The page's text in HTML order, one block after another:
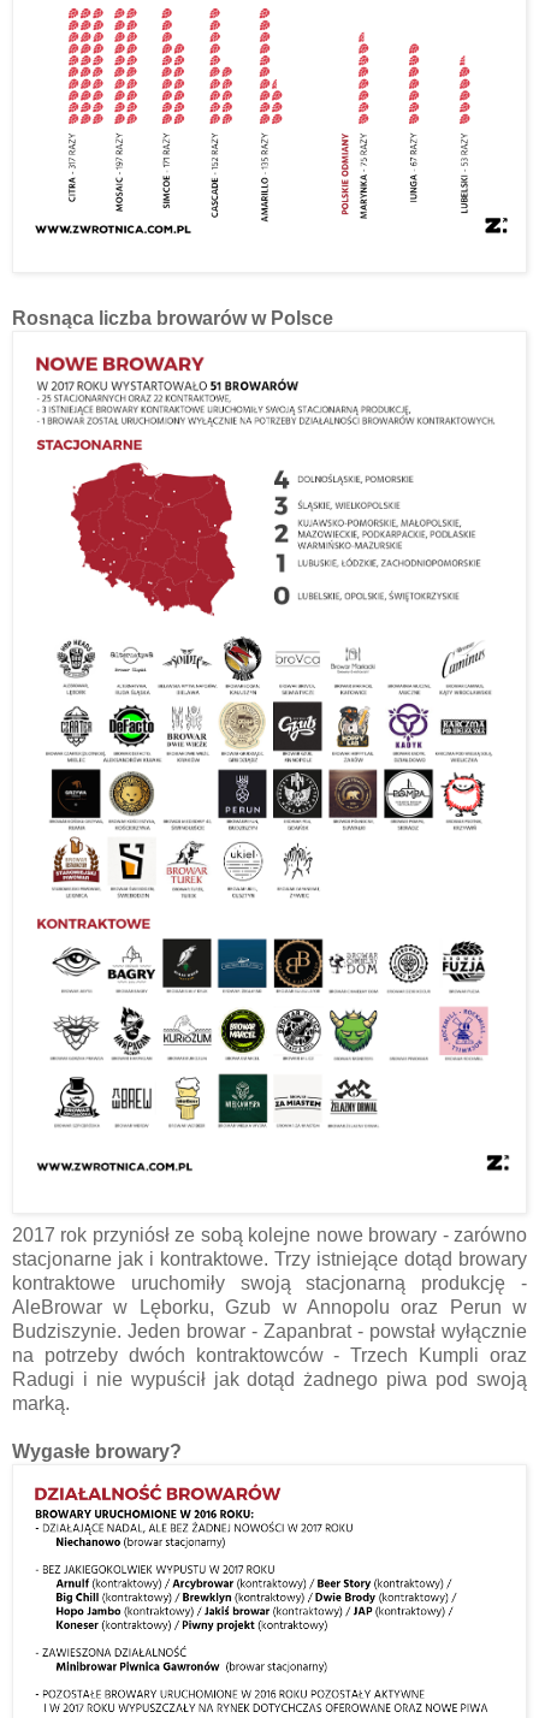
Rosnąca liczba browarów w Polsce
2017 rok przyniósł ze sobą kolejne nowe browary - zarówno
stacjonarne jak i kontraktowe. Trzy istniejące dotąd browary
kontraktowe uruchomiły swoją stacjonarną produkcję -
AleBrowar w Lęborku, Gzub w Annopolu oraz Perun w
Budziszynie. Jeden browar - Zapanbrat - powstał wyłącznie
na potrzeby dwóch kontraktowców - Trzech Kumpli oraz
Radugi i nie wypuścił jak dotąd żadnego piwa pod swoją
marką.
Wygasłe browary?